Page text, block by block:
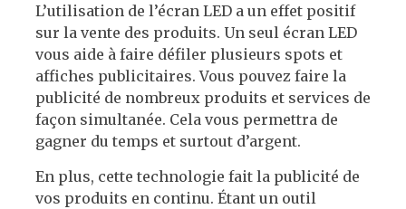
L’utilisation de l’écran LED a un effet positif
sur la vente des produits. Un seul écran LED
vous aide à faire défiler plusieurs spots et
affiches publicitaires. Vous pouvez faire la
publicité de nombreux produits et services de
façon simultanée. Cela vous permettra de
gagner du temps et surtout d’argent.
En plus, cette technologie fait la publicité de
vos produits en continu. Étant un outil